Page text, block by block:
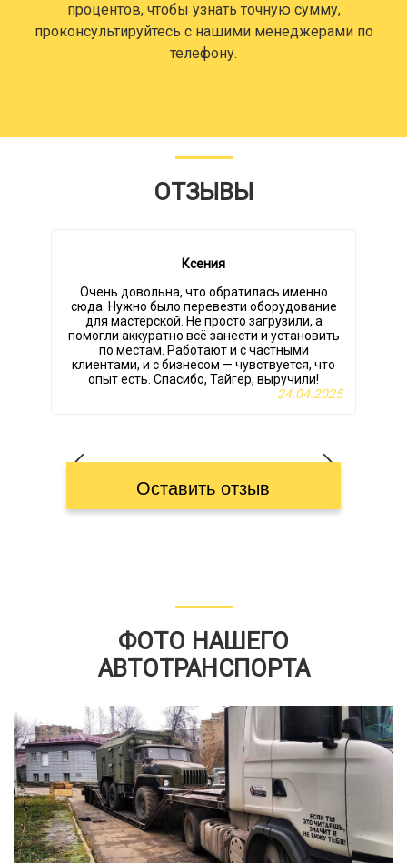
процентов, чтобы узнать точную сумму,
проконсультируйтесь с нашими менеджерами по
телефону.
ОТЗЫВЫ
Ксения
Очень довольна, что обратилась именно
сюда. Нужно было перевезти оборудование
для мастерской. Не просто загрузили, а
помогли аккуратно всё занести и установить
по местам. Работают и с частными
клиентами, и с бизнесом — чувствуется, что
опыт есть. Спасибо, Тайгер, выручили!
24.04.2025
Оставить отзыв
ФОТО НАШЕГО
АВТОТРАНСПОРТА